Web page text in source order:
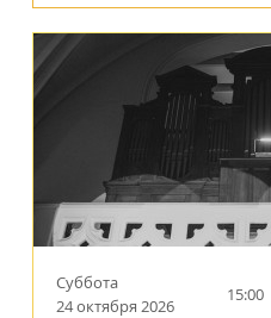
Суббота
24 октября 2026
15:00